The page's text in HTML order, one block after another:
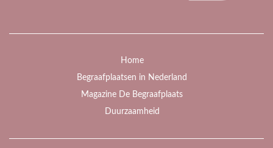
Home
Begraafplaatsen in Nederland
Magazine De Begraafplaats
Duurzaamheid